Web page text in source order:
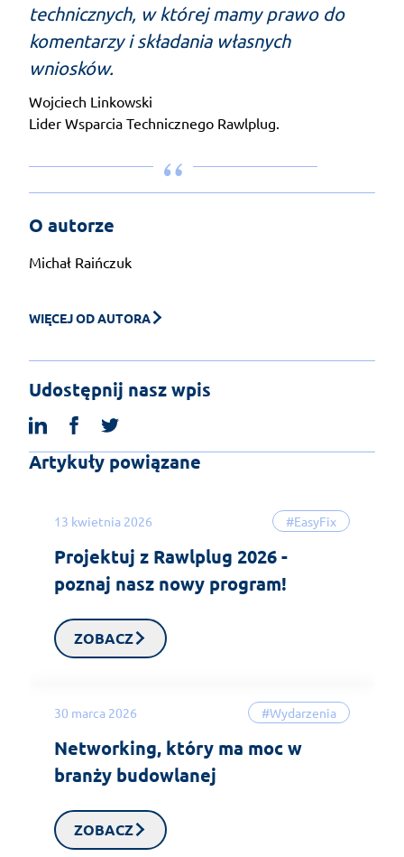
technicznych, w której mamy prawo do
komentarzy i składania własnych
wniosków.
Wojciech Linkowski
Lider Wsparcia Technicznego Rawlplug.
O autorze
Michał Raińczuk
WIĘCEJ OD AUTORA
Udostępnij nasz wpis
linkedinfacebook
Artykuły powiązane
13 kwietnia 2026 #EasyFix
Projektuj z Rawlplug 2026 -
poznaj nasz nowy program!
ZOBACZ
30 marca 2026 #Wydarzenia
Networking, który ma moc w
branży budowlanej
ZOBACZ